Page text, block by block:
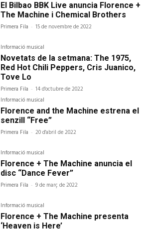
El Bilbao BBK Live anuncia Florence +
The Machine i Chemical Brothers
Primera Fila - 15 de novembre de 2022
Informació musical
Novetats de la setmana: The 1975,
Red Hot Chili Peppers, Cris Juanico,
Tove Lo
Primera Fila - 14 d'octubre de 2022
Informació musical
Florence and the Machine estrena el
senzill “Free”
Primera Fila - 20 d'abril de 2022
Informació musical
Florence + The Machine anuncia el
disc “Dance Fever”
Primera Fila - 9 de març de 2022
Informació musical
Florence + The Machine presenta
‘Heaven is Here’